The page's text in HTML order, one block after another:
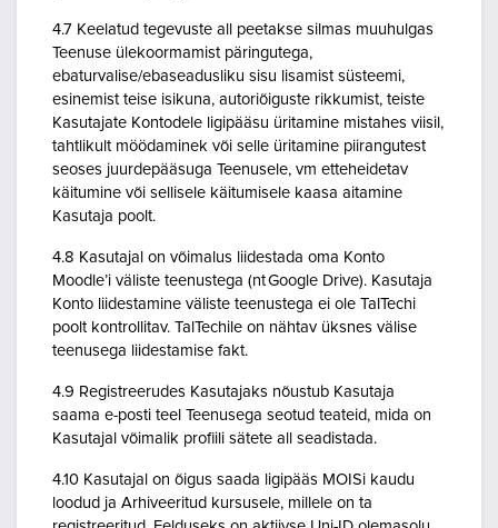
4.7 Keelatud tegevuste all peetakse silmas muuhulgas
Teenuse ülekoormamist päringutega,
ebaturvalise/ebaseadusliku sisu lisamist süsteemi,
esinemist teise isikuna, autoriõiguste rikkumist, teiste
Kasutajate Kontodele ligipääsu üritamine mistahes viisil,
tahtlikult möödaminek või selle üritamine piirangutest
seoses juurdepääsuga Teenusele, vm etteheidetav
käitumine või sellisele käitumisele kaasa aitamine
Kasutaja poolt.
4.8 Kasutajal on võimalus liidestada oma Konto
Moodle’i väliste teenustega (nt Google Drive). Kasutaja
Konto liidestamine väliste teenustega ei ole TalTechi
poolt kontrollitav. TalTechile on nähtav üksnes välise
teenusega liidestamise fakt.
4.9 Registreerudes Kasutajaks nõustub Kasutaja
saama e-posti teel Teenusega seotud teateid, mida on
Kasutajal võimalik profiili sätete all seadistada.
4.10 Kasutajal on õigus saada ligipääs MOISi kaudu
loodud ja Arhiveeritud kursusele, millele on ta